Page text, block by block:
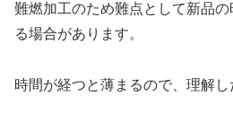
難燃加工のため難点として新品
る場合があります。
時間が経つと薄まるので、理解し